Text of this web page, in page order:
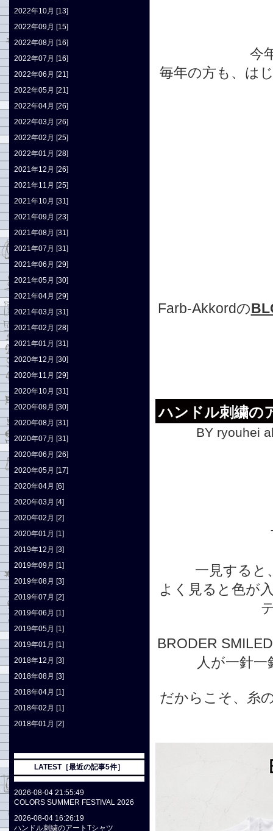
今
毎年の方も、は
Farb-Akkordの
ハンドル刺繍の
BY ryouhei
一見すると
よく見ると色が
BRODER
人が一針
だからこそ、糸
2022年10月 [13]
2022年09月 [15]
2022年08月 [16]
2022年07月 [16]
2022年06月 [21]
2022年05月 [21]
2022年04月 [26]
2022年03月 [26]
2022年02月 [25]
2022年01月 [28]
2021年12月 [26]
2021年11月 [25]
2021年10月 [31]
2021年09月 [23]
2021年08月 [31]
2021年07月 [31]
2021年06月 [29]
2021年05月 [30]
2021年04月 [29]
2021年03月 [31]
2021年02月 [28]
2021年01月 [31]
2020年12月 [30]
2020年11月 [29]
2020年10月 [31]
2020年09月 [30]
2020年08月 [31]
2020年07月 [31]
2020年06月 [26]
2020年05月 [17]
2020年04月 [6]
2020年03月 [4]
2020年02月 [2]
2020年01月 [1]
2019年12月 [3]
2019年09月 [1]
2019年08月 [3]
2019年07月 [2]
2019年06月 [1]
2019年05月 [1]
2019年01月 [1]
2018年12月 [3]
2018年08月 [3]
2018年04月 [1]
2018年02月 [1]
2018年01月 [2]
LATEST［最近の記事5件］
2026-08-04 21:55:49
COLORS SUMMER FESTIVAL 2026
2026-08-04 16:26:19
ハンドル刺繍のアートTシャツ